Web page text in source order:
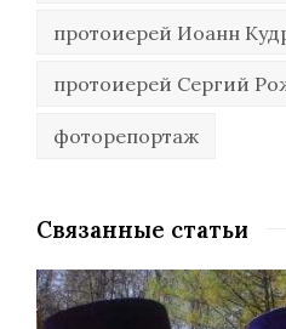
протоиерей Иоанн
протоиерей Сергий
фоторепортаж
Связанные статьи